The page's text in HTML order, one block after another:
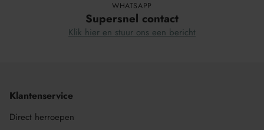
WHATSAPP
Supersnel contact
Klik hier en stuur ons een bericht
Klantenservice
Direct herroepen